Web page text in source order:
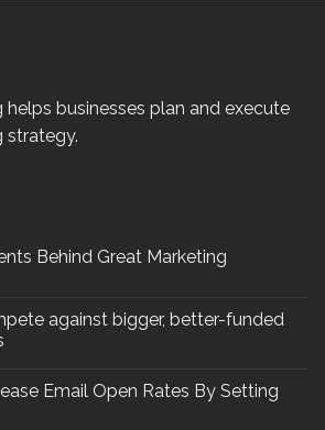
helps businesses plan and execute
strategy.
Behind Great Marketing
against bigger, better-funded
Email Open Rates By Setting